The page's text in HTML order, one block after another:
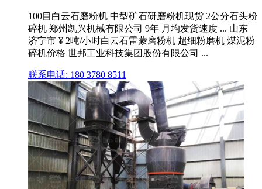
100目白云石磨粉机 中型矿石研磨粉机现货 2公分石头粉
碎机 郑州凯兴机械有限公司 9年 月均发货速度 ... 山东
济宁市 ¥ 2吨/小时白云石雷蒙磨粉机 超细粉磨机 煤泥粉
碎机价格 世邦工业科技集团股份有限公司 ...
联系电话: 180 3780 8511